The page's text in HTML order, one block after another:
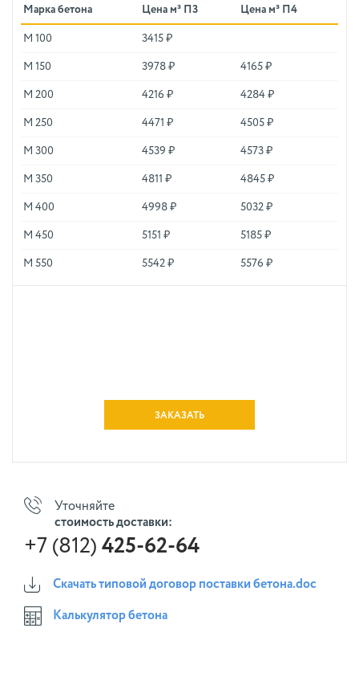
Марка бетона Цена м³ П3 Цена м³ П4
М 100 3415 ₽
М 150 3978 ₽ 4165 ₽
М 200 4216 ₽ 4284 ₽
М 250 4471 ₽ 4505 ₽
М 300 4539 ₽ 4573 ₽
М 350 4811 ₽ 4845 ₽
М 400 4998 ₽ 5032 ₽
М 450 5151 ₽ 5185 ₽
М 550 5542 ₽ 5576 ₽
ЗАКАЗАТЬ
Уточняйте
стоимость доставки:
+7 (812) 425-62-64
Скачать типовой договор поставки бетона.doc
Калькулятор бетона